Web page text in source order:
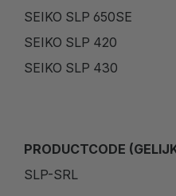
SEIKO SLP 650SE
SEIKO SLP 420
SEIKO SLP 430
PRODUCTCODE
SLP-SRL